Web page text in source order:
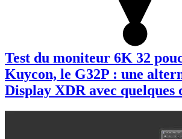
Test du moniteur 6K 32
Kuycon, le G32P : une
Display XDR avec quelques